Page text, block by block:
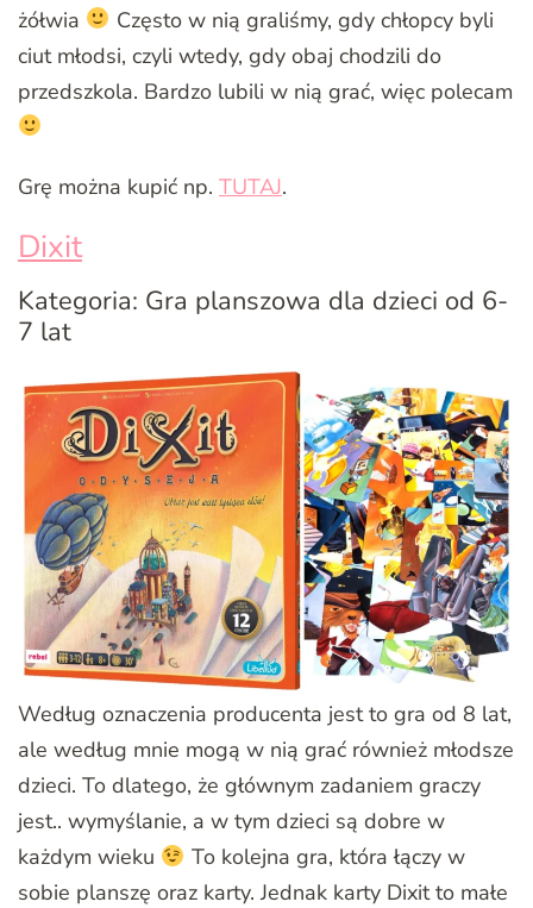
żółwia
Często w nią graliśmy, gdy chłopcy byli
ciut młodsi, czyli wtedy, gdy obaj chodzili do
przedszkola. Bardzo lubili w nią grać, więc polecam
Grę można kupić np. TUTAJ.
Dixit
Kategoria: Gra planszowa dla dzieci od 6-
7 lat
Według oznaczenia producenta jest to gra od 8 lat,
ale według mnie mogą w nią grać również młodsze
dzieci. To dlatego, że głównym zadaniem graczy
jest.. wymyślanie, a w tym dzieci są dobre w
każdym wieku
To kolejna gra, która łączy w
sobie planszę oraz karty. Jednak karty Dixit to małe